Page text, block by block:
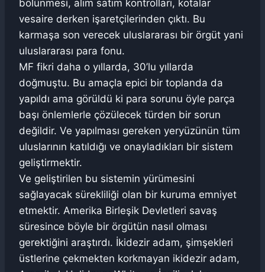
bölünmesi, alım satım kontrolları, kotalar
vesaire derken işaretçilerinden çıktı. Bu
karmaşa son verecek uluslararası bir örgüt yani
uluslararası para fonu.
MF fikri daha o yıllarda, 30’lu yıllarda
doğmuştu. Bu amaçla epici bir toplanda da
yapıldı ama görüldü ki para sorunu öyle parça
başı önlemlerle çözülecek türden bir sorun
değildir. Ve yapılması gereken yeryüzünün tüm
uluslarının katıldığı ve onayladıkları bir sistem
geliştirmektir.
Ve geliştirilen bu sistemin yürümesini
sağlayacak sürekliliği olan bir kuruma emniyet
etmektir. Amerika Birleşik Devletleri savaş
süresince böyle bir örgütün nasıl olması
gerektiğini araştırdı. İkidezir adam, şimşekleri
üstlerine çekmekten korkmayan ikidezir adam,